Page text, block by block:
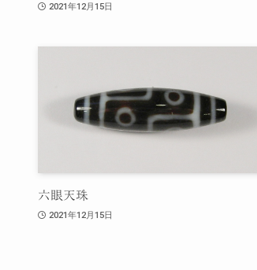
2021年12月15日
六眼天珠
2021年12月15日